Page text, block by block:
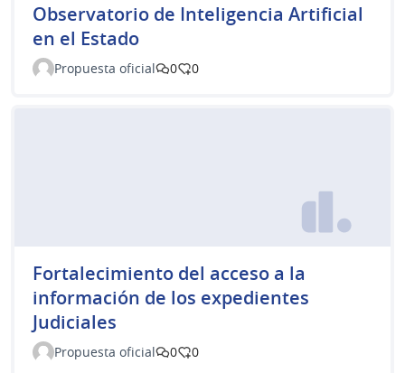
Observatorio de Inteligencia Artificial
en el Estado
Propuesta oficial 0 0
Fortalecimiento del acceso a la
información de los expedientes
Judiciales
Propuesta oficial 0 0